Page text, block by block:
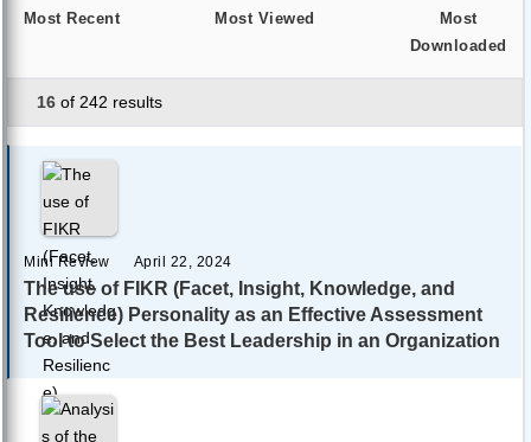
Most Recent Most Viewed
Most
Downloaded
16 of 242 results
Mini Review April 22, 2024
The use of FIKR (Facet, Insight, Knowledge, and
Resilience) Personality as an Effective Assessment
Tool to Select the Best Leadership in an Organization